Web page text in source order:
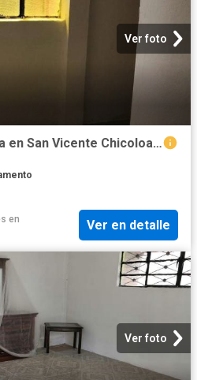
Ver foto
Departamento en Renta en San Vicente Chicoloapan
en
Ver en detalle
Ver foto